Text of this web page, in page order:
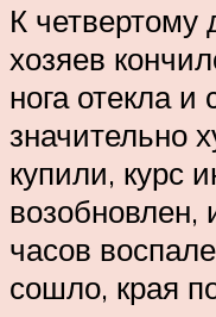
К четвертому
хозяев
нога отекла и
значительно
купили, курс
возобновлен,
часов
сошло, края